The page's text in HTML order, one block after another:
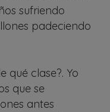
sufriendo
padeciendo
qué clase?. Yo
que se
antes